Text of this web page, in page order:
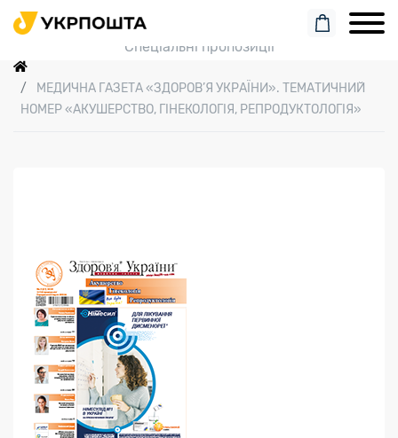
Пошук замовлення
Спеціальні пропозиції
МЕДИЧНА ГАЗЕТА «ЗДОРОВ’Я УКРАЇНИ». ТЕМАТИЧНИЙ
НОМЕР «АКУШЕРСТВО, ГІНЕКОЛОГІЯ, РЕПРОДУКТОЛОГІЯ»